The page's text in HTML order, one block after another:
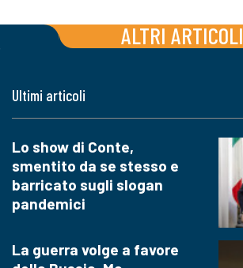
ALTRI ARTICOLI
Ultimi articoli
Lo show di Conte,
smentito da se stesso e
barricato sugli slogan
pandemici
La guerra volge a favore